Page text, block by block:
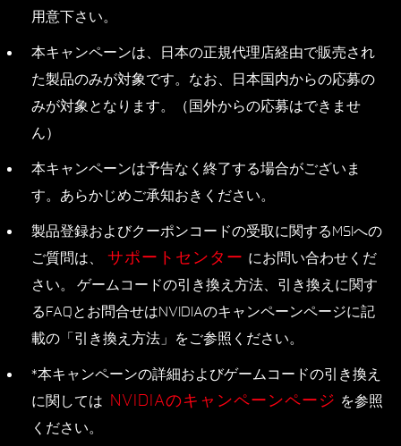
用意下さい。
本キャンペーンは、日本の正規代理店経由で販売され
た製品のみが対象です。なお、日本国内からの応募の
みが対象となります。（国外からの応募はできませ
ん）
本キャンペーンは予告なく終了する場合がございま
す。あらかじめご承知おきください。
製品登録およびクーポンコードの受取に関するMSIへの
ご質問は、
サポートセンター にお問い合わせくだ
さい。 ゲームコードの引き換え方法、引き換えに関す
るFAQとお問合せはNVIDIAのキャンペーンページに記
載の「引き換え方法」をご参照ください。
*本キャンペーンの詳細およびゲームコードの引き換え
に関しては NVIDIAのキャンペーンページ を参照
ください。